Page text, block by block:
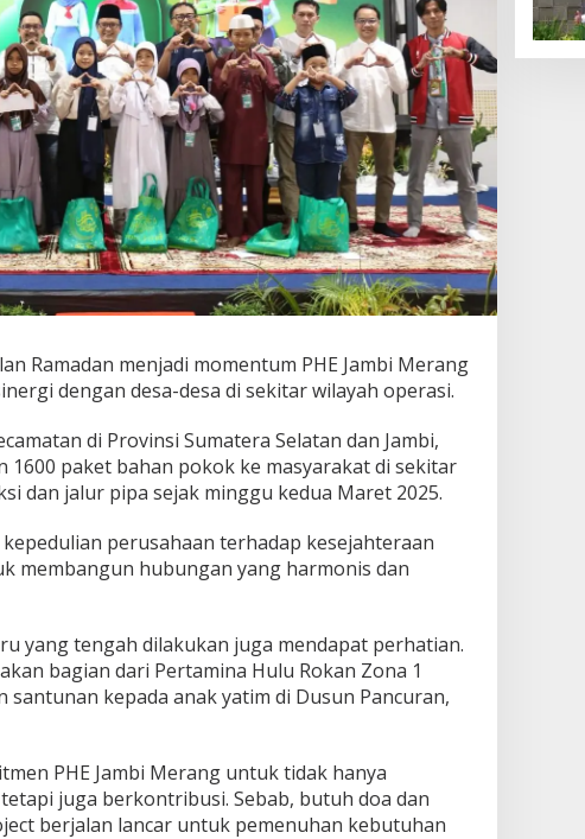
Ramadan menjadi momentum PHE Jambi Merang
dengan desa-desa di sekitar wilayah operasi.
di Provinsi Sumatera Selatan dan Jambi,
1600 paket bahan pokok ke masyarakat di sekitar
dan jalur pipa sejak minggu kedua Maret 2025.
perusahaan terhadap kesejahteraan
membangun hubungan yang harmonis dan
yang tengah dilakukan juga mendapat perhatian.
bagian dari Pertamina Hulu Rokan Zona 1
santunan kepada anak yatim di Dusun Pancuran,
PHE Jambi Merang untuk tidak hanya
juga berkontribusi. Sebab, butuh doa dan
berjalan lancar untuk pemenuhan kebutuhan